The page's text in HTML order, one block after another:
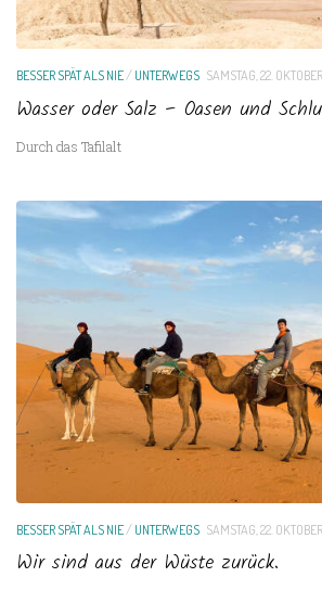
BESSER SPÄT ALS NIE/UNTERWEGS SAMSTAG, 22.
Wasser oder Salz – Oasen und
Durch das Tafilalt
BESSER SPÄT ALS NIE/UNTERWEGS SAMSTAG, 22.
Wir sind aus der Wüste zurück.